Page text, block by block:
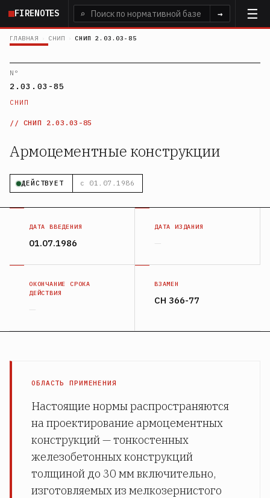
Перейти
основному
FIRENOTES ⌕ →
ГЛАВНАЯ › СНИП › СНИП 2.03.03-85
N°
2.03.03-85
СНИП
СНИП 2.03.03-85
Армоцементные конструкции
ДЕЙСТВУЕТ с 01.07.1986
ДАТА ВВЕДЕНИЯ
01.07.1986
ДАТА ИЗДАНИЯ
—
ОКОНЧАНИЕ СРОКА
ДЕЙСТВИЯ
—
ВЗАМЕН
СН 366-77
ОБЛАСТЬ ПРИМЕНЕНИЯ
Настоящие нормы распространяются
на проектирование армоцементных
конструкций — тонкостенных
железобетонных конструкций
толщиной до 30 мм включительно,
изготовляемых из мелкозернистого